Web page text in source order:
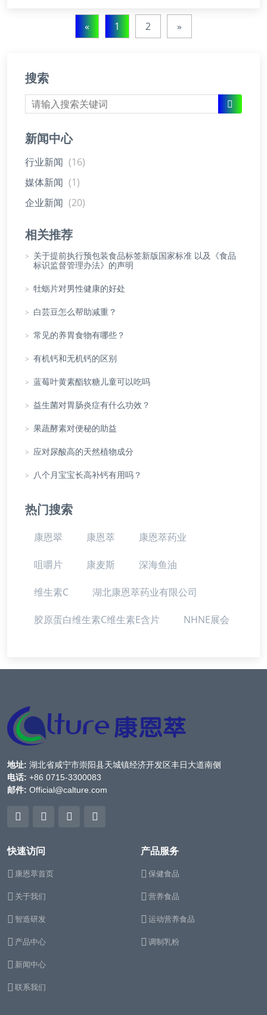
« 1 2 »
搜索
新闻中心
行业新闻 (16)
媒体新闻 (1)
企业新闻 (20)
相关推荐
> 关于提前执行预包装食品标签新版国家标准 以及《食品
标识监督管理办法》的声明
> 牡蛎片对男性健康的好处
> 白芸豆怎么帮助减重？
> 常见的养胃食物有哪些？
> 有机钙和无机钙的区别
> 蓝莓叶黄素酯软糖儿童可以吃吗
> 益生菌对胃肠炎症有什么功效？
> 果蔬酵素对便秘的助益
> 应对尿酸高的天然植物成分
> 八个月宝宝长高补钙有用吗？
热门搜索
康恩翠 康恩萃 康恩萃药业
咀嚼片 康麦斯 深海鱼油
维生素C 湖北康恩萃药业有限公司
胶原蛋白维生素C维生素E含片 NHNE展会
地址: 湖北省咸宁市崇阳县天城镇经济开发区丰日大道南侧
电话: +86 0715-3300083
邮件: Official@calture.com
快速访问
康恩萃首页
关于我们
智造研发
产品中心
新闻中心
联系我们
产品服务
保健食品
营养食品
运动营养食品
调制乳粉